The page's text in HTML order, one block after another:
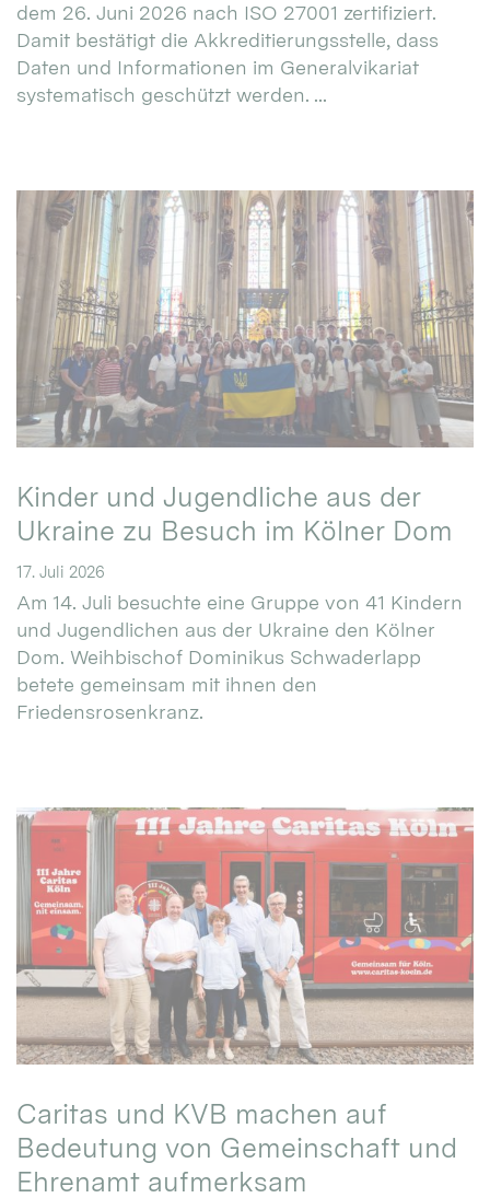
dem 26. Juni 2026 nach ISO 27001 zertifiziert.
Damit bestätigt die Akkreditierungsstelle, dass
Daten und Informationen im Generalvikariat
systematisch geschützt werden. ...
Kinder und Jugendliche aus der
Ukraine zu Besuch im Kölner Dom
17. Juli 2026
Am 14. Juli besuchte eine Gruppe von 41 Kindern
und Jugendlichen aus der Ukraine den Kölner
Dom. Weihbischof Dominikus Schwaderlapp
betete gemeinsam mit ihnen den
Friedensrosenkranz.
Caritas und KVB machen auf
Bedeutung von Gemeinschaft und
Ehrenamt aufmerksam